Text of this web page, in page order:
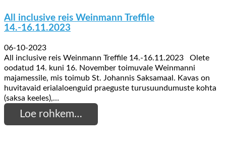
All inclusive reis Weinmann Treffile
14.-16.11.2023
06-10-2023
All inclusive reis Weinmann Treffile 14.-16.11.2023 Olete
oodatud 14. kuni 16. November toimuvale Weinmanni
majamessile, mis toimub St. Johannis Saksamaal. Kavas on
huvitavaid erialaloenguid praeguste turusuundumuste kohta
(saksa keeles),…
Loe rohkem…